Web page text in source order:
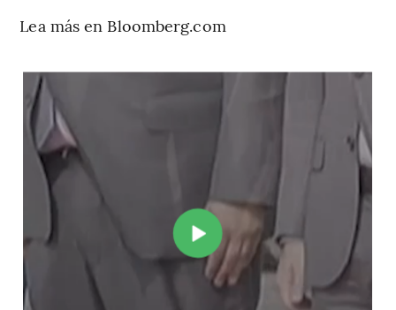
Lea más en Bloomberg.com